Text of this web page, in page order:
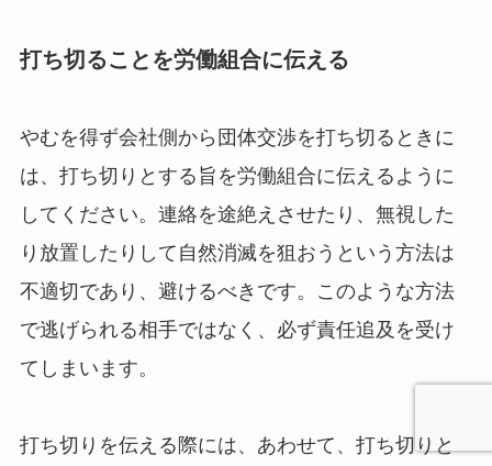
打ち切ることを労働組合に伝える
やむを得ず会社側から団体交渉を打ち切るときに
は、打ち切りとする旨を労働組合に伝えるように
してください。連絡を途絶えさせたり、無視した
り放置したりして自然消滅を狙おうという方法は
不適切であり、避けるべきです。このような方法
で逃げられる相手ではなく、必ず責任追及を受け
てしまいます。
打ち切りを伝える際には、あわせて、打ち切りと